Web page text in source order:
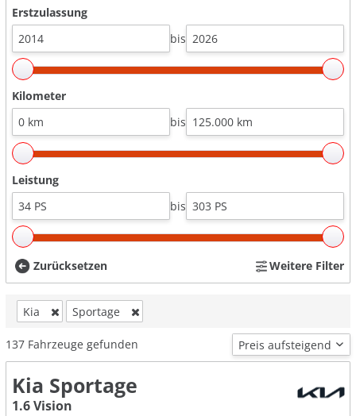
Erstzulassung
bis
Kilometer
bis
Leistung
bis
Zurücksetzen Weitere Filter
Kia Sportage
137 Fahrzeuge gefunden
Kia Sportage
1.6 Vision